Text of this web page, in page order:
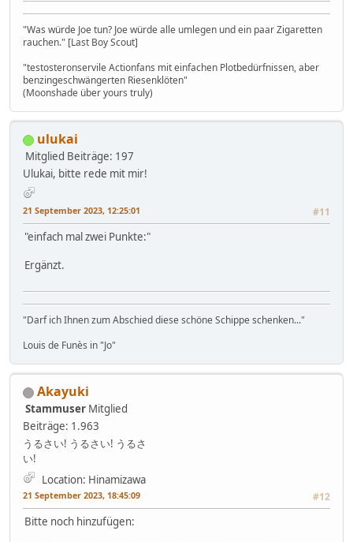
"Was würde Joe tun? Joe würde alle umlegen und ein paar Zigaretten
rauchen." [Last Boy Scout]
"testosteronservile Actionfans mit einfachen Plotbedürfnissen, aber
benzingeschwängerten Riesenklöten"
(Moonshade über yours truly)
ulukai
Mitglied Beiträge: 197
Ulukai, bitte rede mit mir!
21 September 2023, 12:25:01 #11
"einfach mal zwei Punkte:"
Ergänzt.
"Darf ich Ihnen zum Abschied diese schöne Schippe schenken..."
Louis de Funès in "Jo"
Akayuki
Stammuser Mitglied
Beiträge: 1.963
うるさい! うるさい! うるさ
い!
Location: Hinamizawa
21 September 2023, 18:45:09 #12
Bitte noch hinzufügen: